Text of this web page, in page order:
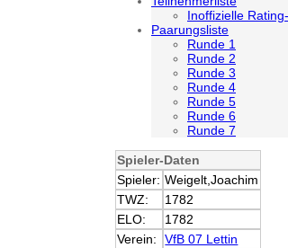
Inoffizielle
Paarungsliste
Runde 1
Runde 2
Runde 3
Runde 4
Runde 5
Runde 6
Runde 7
Spieler-Daten
Spieler: Weigelt,Joachim
TWZ:
1782
ELO:
1782
Verein:
VfB 07 Lettin